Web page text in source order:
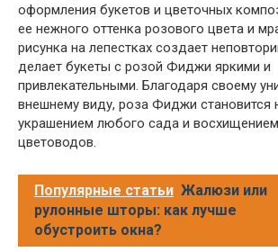
оформления букетов и цветочных
ее нежного оттенка розового цвета и
рисунка на лепестках создает
делает букеты с розой Фиджи яркими и
привлекательными. Благодаря своему
внешнему виду, роза Фиджи становится
украшением любого сада и
цветоводов.
Популярные статьи Жалюзи или
рулонные шторы: как лучше
обустроить окна?